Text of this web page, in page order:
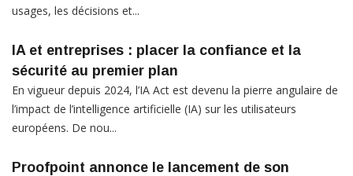
usages, les décisions et...
IA et entreprises : placer la confiance et la
sécurité au premier plan
En vigueur depuis 2024, l’IA Act est devenu la pierre angulaire de
l’impact de l’intelligence artificielle (IA) sur les utilisateurs
européens. De nou...
Proofpoint annonce le lancement de son